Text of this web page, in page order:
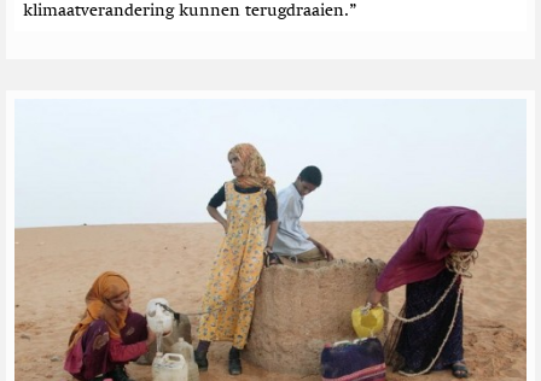
klimaatverandering kunnen terugdraaien.”